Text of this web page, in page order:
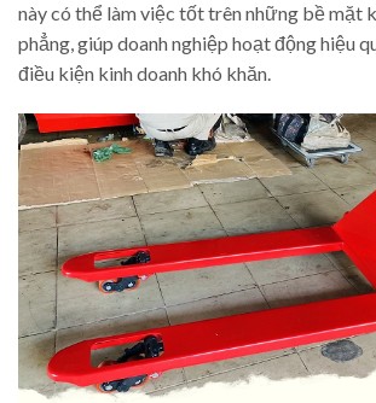
này có thể làm việc tốt trên những bề mặt
phẳng, giúp doanh nghiệp hoạt động hiệu
điều kiện kinh doanh khó khăn.